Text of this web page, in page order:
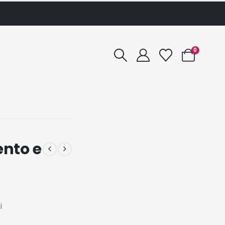
0
e